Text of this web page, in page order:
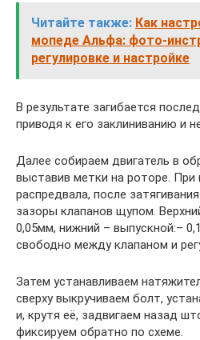
Читайте также: Как
мопеде Альфа: фото-
регулировке и настройке
В результате загибается
приводя к его заклиниванию и
Далее собираем двигатель в
выставив метки на роторе. При
распредвала, после
зазоры клапанов щупом.
0,05мм, нижний – выпускной:–
свободно между клапаном и
Затем устанавливаем
сверху выкручиваем болт,
и, крутя её, задвигаем назад
фиксируем обратно по схеме.